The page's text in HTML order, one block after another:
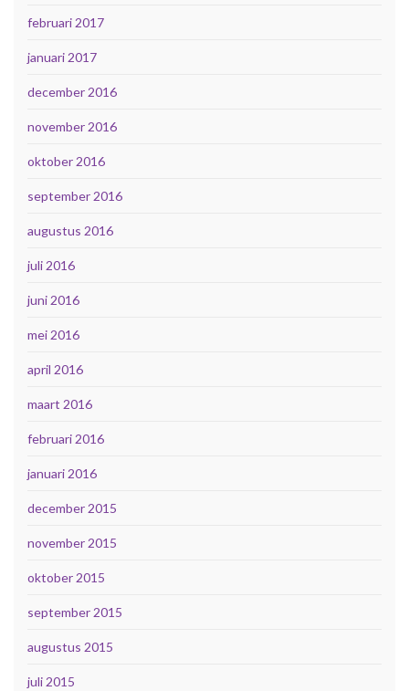
februari 2017
januari 2017
december 2016
november 2016
oktober 2016
september 2016
augustus 2016
juli 2016
juni 2016
mei 2016
april 2016
maart 2016
februari 2016
januari 2016
december 2015
november 2015
oktober 2015
september 2015
augustus 2015
juli 2015